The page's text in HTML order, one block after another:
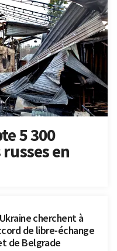
5 300
en
cherchent à
de libre-échange
de Belgrade